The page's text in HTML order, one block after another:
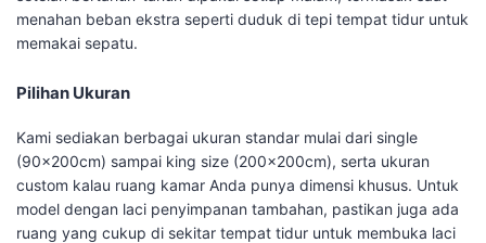
menahan beban ekstra seperti duduk di tepi tempat tidur untuk
memakai sepatu.
Pilihan Ukuran
Kami sediakan berbagai ukuran standar mulai dari single
(90x200cm) sampai king size (200x200cm), serta ukuran
custom kalau ruang kamar Anda punya dimensi khusus. Untuk
model dengan laci penyimpanan tambahan, pastikan juga ada
ruang yang cukup di sekitar tempat tidur untuk membuka laci